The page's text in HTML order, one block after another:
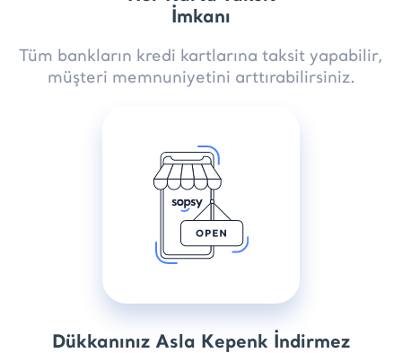
İmkanı
Tüm bankların kredi kartlarına taksit yapabilir,
müşteri memnuniyetini arttırabilirsiniz.
Dükkanınız Asla Kepenk İndirmez